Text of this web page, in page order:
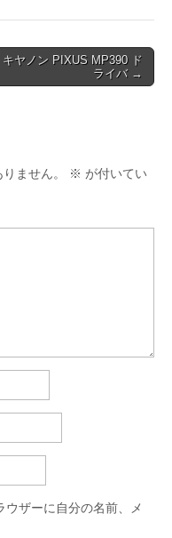
キヤノン PIXUS MP390 ド
ライバ →
ません。 ※ が付いてい
ザーに自分の名前、メ